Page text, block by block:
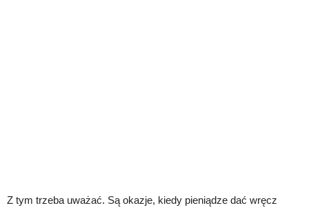
Z tym trzeba uważać. Są okazje, kiedy pieniądze dać wręcz